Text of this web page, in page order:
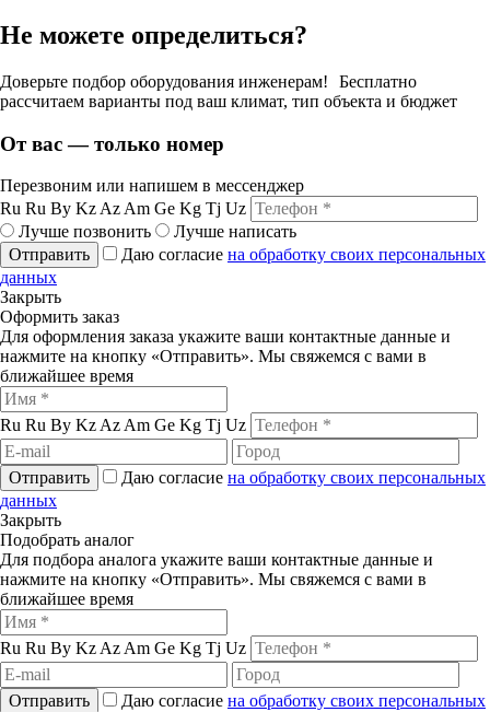
Не можете определиться?
Доверьте подбор оборудования инженерам! Бесплатно
рассчитаем варианты под ваш климат, тип объекта и бюджет
От вас — только номер
Перезвоним или напишем в мессенджер
Ru Ru By Kz Az Am Ge Kg Tj Uz
Лучше позвонить
Лучше написать
Отправить
Даю согласие на обработку своих персональных
данных
Закрыть
Оформить заказ
Для оформления заказа укажите ваши контактные данные и
нажмите на кнопку «Отправить». Мы свяжемся с вами в
ближайшее время
Ru Ru By Kz Az Am Ge Kg Tj Uz
Отправить Даю согласие на обработку своих персональных
данных
Закрыть
Подобрать аналог
Для подбора аналога укажите ваши контактные данные и
нажмите на кнопку «Отправить». Мы свяжемся с вами в
ближайшее время
Ru Ru By Kz Az Am Ge Kg Tj Uz
Отправить Даю согласие на обработку своих персональных